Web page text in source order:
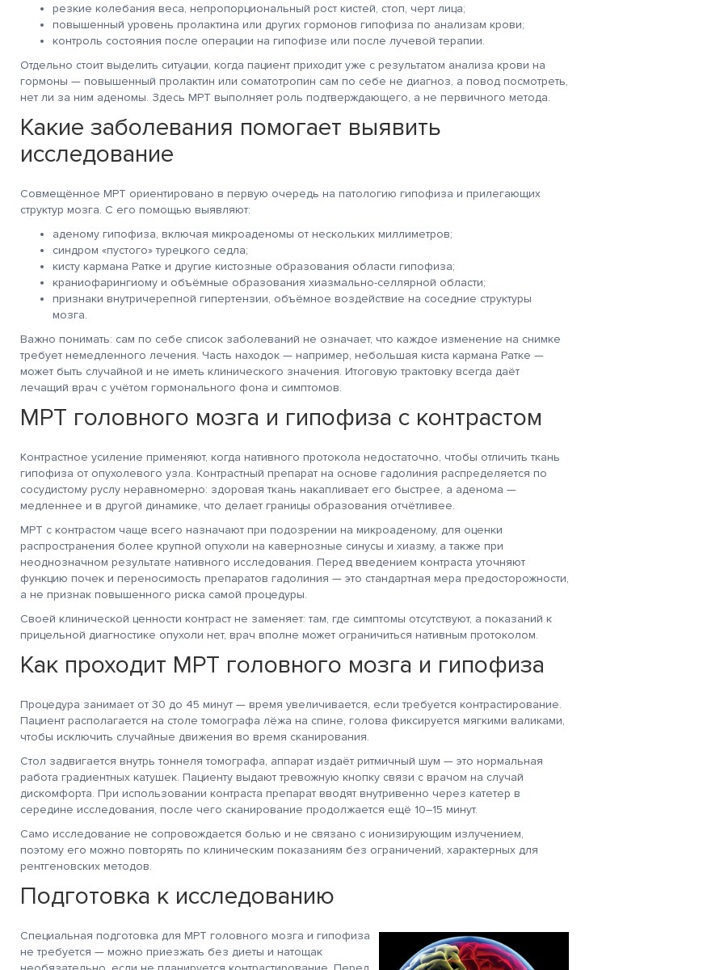
резкие колебания веса, непропорциональный рост кистей, стоп, черт лица;
повышенный уровень пролактина или других гормонов гипофиза по анализам крови;
контроль состояния после операции на гипофизе или после лучевой терапии.
Отдельно стоит выделить ситуации, когда пациент приходит уже с результатом анализа крови на
гормоны — повышенный пролактин или соматотропин сам по себе не диагноз, а повод посмотреть,
нет ли за ним аденомы. Здесь МРТ выполняет роль подтверждающего, а не первичного метода.
Какие заболевания помогает выявить
исследование
Совмещённое МРТ ориентировано в первую очередь на патологию гипофиза и прилегающих
структур мозга. С его помощью выявляют:
аденому гипофиза, включая микроаденомы от нескольких миллиметров;
синдром «пустого» турецкого седла;
кисту кармана Ратке и другие кистозные образования области гипофиза;
краниофарингиому и объёмные образования хиазмально-селлярной области;
признаки внутричерепной гипертензии, объёмное воздействие на соседние структуры
мозга.
Важно понимать: сам по себе список заболеваний не означает, что каждое изменение на снимке
требует немедленного лечения. Часть находок — например, небольшая киста кармана Ратке —
может быть случайной и не иметь клинического значения. Итоговую трактовку всегда даёт
лечащий врач с учётом гормонального фона и симптомов.
МРТ головного мозга и гипофиза с контрастом
Контрастное усиление применяют, когда нативного протокола недостаточно, чтобы отличить ткань
гипофиза от опухолевого узла. Контрастный препарат на основе гадолиния распределяется по
сосудистому руслу неравномерно: здоровая ткань накапливает его быстрее, а аденома —
медленнее и в другой динамике, что делает границы образования отчётливее.
МРТ с контрастом чаще всего назначают при подозрении на микроаденому, для оценки
распространения более крупной опухоли на кавернозные синусы и хиазму, а также при
неоднозначном результате нативного исследования. Перед введением контраста уточняют
функцию почек и переносимость препаратов гадолиния — это стандартная мера предосторожности,
а не признак повышенного риска самой процедуры.
Своей клинической ценности контраст не заменяет: там, где симптомы отсутствуют, а показаний к
прицельной диагностике опухоли нет, врач вполне может ограничиться нативным протоколом.
Как проходит МРТ головного мозга и гипофиза
Процедура занимает от 30 до 45 минут — время увеличивается, если требуется контрастирование.
Пациент располагается на столе томографа лёжа на спине, голова фиксируется мягкими валиками,
чтобы исключить случайные движения во время сканирования.
Стол задвигается внутрь тоннеля томографа, аппарат издаёт ритмичный шум — это нормальная
работа градиентных катушек. Пациенту выдают тревожную кнопку связи с врачом на случай
дискомфорта. При использовании контраста препарат вводят внутривенно через катетер в
середине исследования, после чего сканирование продолжается ещё 10–15 минут.
Само исследование не сопровождается болью и не связано с ионизирующим излучением,
поэтому его можно повторять по клиническим показаниям без ограничений, характерных для
рентгеновских методов.
Подготовка к исследованию
Специальная подготовка для МРТ головного мозга и гипофиза
не требуется — можно приезжать без диеты и натощак